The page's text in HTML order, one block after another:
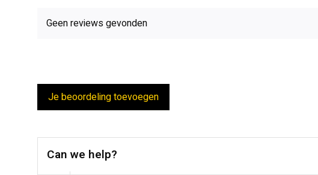
Geen reviews gevonden
Je beoordeling toevoegen
Can we help?